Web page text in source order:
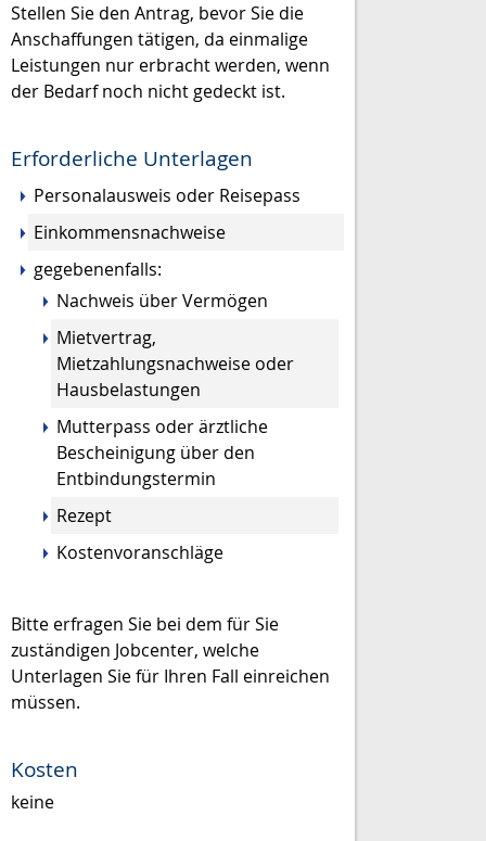
Stellen Sie den Antrag, bevor Sie die
Anschaffungen tätigen, da einmalige
Leistungen nur erbracht werden, wenn
der Bedarf noch nicht gedeckt ist.
Erforderliche Unterlagen
Personalausweis oder Reisepass
Einkommensnachweise
gegebenenfalls:
Nachweis über Vermögen
Mietvertrag,
Mietzahlungsnachweise oder
Hausbelastungen
Mutterpass oder ärztliche
Bescheinigung über den
Entbindungstermin
Rezept
Kostenvoranschläge
Bitte erfragen Sie bei dem für Sie
zuständigen Jobcenter, welche
Unterlagen Sie für Ihren Fall einreichen
müssen.
Kosten
keine